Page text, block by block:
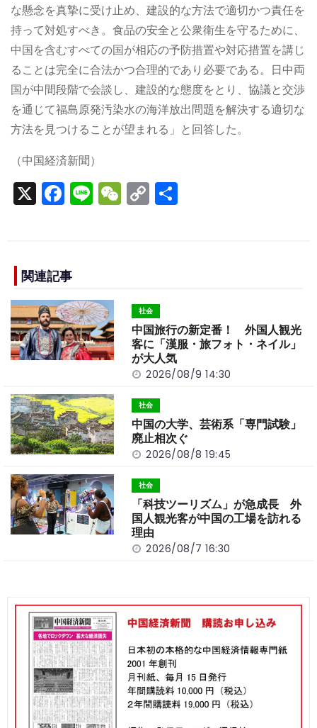
な懸念を真摯に受け止め、建設的な方法で適切かつ責任を
持って対処すべき。食品の安全と公衆衛生を守るために、
中国を含むすべての国が相応の予防措置や対応措置を講じ
ることは完全に合法かつ合理的であり必要である。日中両
国が中間段階で会談し、建設的な態度をとり、協議と交渉
を通じて福島原発汚染水の海洋放出問題を解決する適切な
方法を見つけることが望まれる」と回答した。
（中国経済新聞）
X F
e
b
o
o
k
Li W C
n
k
関連記事
社会
中国旅行の新定番！ 外国人観光
客に「漢服・旅フォト・ネイル」
が大人気
2026/08/9 14:30
社会
中国の大学、芸術系「専門試験」
廃止相次ぐ
2026/08/8 19:45
社会
「科技ツーリズム」が急成長 外
国人観光客が中国の工場を訪れる
理由
2026/08/7 16:30